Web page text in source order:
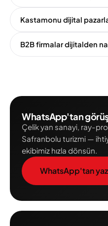
Kastamonu dijital
B2B firmalar dijitalden
WhatsApp'tan
Çelik yan sanayi, ray-
Safranbolu turizmi —
ekibimiz hızla dönsün.
WhatsApp'tan